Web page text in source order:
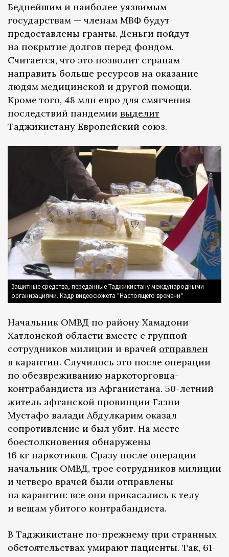
Беднейшим и наиболее уязвимым
государствам — членам МВФ будут
предоставлены гранты. Деньги пойдут
на покрытие долгов перед фондом.
Считается, что это позволит странам
направить больше ресурсов на оказание
людям медицинской и другой помощи.
Кроме того, 48 млн евро для смягчения
последствий пандемии выделит
Таджикистану Европейский союз.
Защитные средства, переданные Таджикистану международными
организациями. Кадр видеосюжета "Настоящего времени"
Начальник ОМВД по району Хамадони
Хатлонской области вместе с группой
сотрудников милиции и врачей отправлен
в карантин. Случилось это после операции
по обезвреживанию наркоторговца-
контрабандиста из Афганистана. 50-летний
житель афганской провинции Газни
Мустафо валади Абдулкарим оказал
сопротивление и был убит. На месте
боестолкновения обнаружены
16 кг наркотиков. Сразу после операции
начальник ОМВД, трое сотрудников милиции
и четверо врачей были отправлены
на карантин: все они прикасались к телу
и вещам убитого контрабандиста.
В Таджикистане по-прежнему при странных
обстоятельствах умирают пациенты. Так, 61-